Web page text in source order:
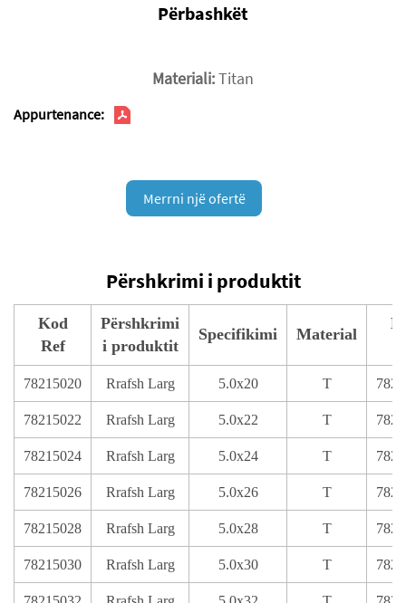
Përbashkët
Materiali:Titan
Appurtenance:
Merrni një ofertë
Përshkrimi i produktit
Kod
Ref
Përshkrimi
i produktit
Specifikimi Material
78215020 Rrafsh Larg 5.0x20 T
78215022 Rrafsh Larg 5.0x22 T
78215024 Rrafsh Larg 5.0x24 T
78215026 Rrafsh Larg 5.0x26 T
78215028 Rrafsh Larg 5.0x28 T
78215030 Rrafsh Larg 5.0x30 T